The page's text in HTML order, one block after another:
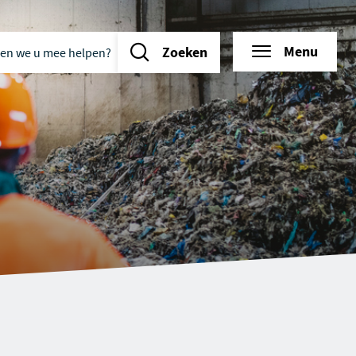
we u mee helpen?
Zoeken
Menu